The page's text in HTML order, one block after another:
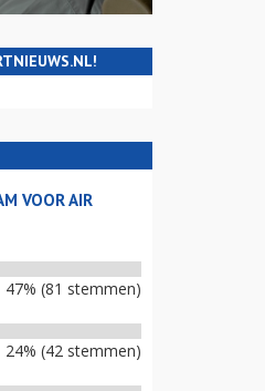
VOOR AIR
47% (81 stemmen)
24% (42 stemmen)